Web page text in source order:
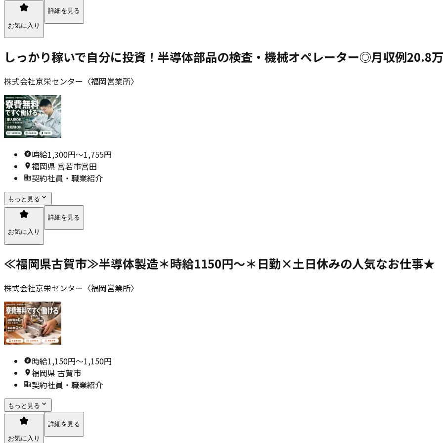
お気に入り
詳細を見る
しっかり稼いで自分に投資！半導体部品の検査・機械オペレーター◎月収例20.8
株式会社京栄センター〈福岡営業所〉
時給1,300円〜1,755円
福岡県 宮若市宮田
契約社員・職業紹介
もっと見る
お気に入り
詳細を見る
≪福岡県古賀市≫半導体製造＊時給1150円～＊日勤×土日休みの人気なお仕事★
株式会社京栄センター〈福岡営業所〉
時給1,150円〜1,150円
福岡県 古賀市
契約社員・職業紹介
もっと見る
お気に入り
詳細を見る